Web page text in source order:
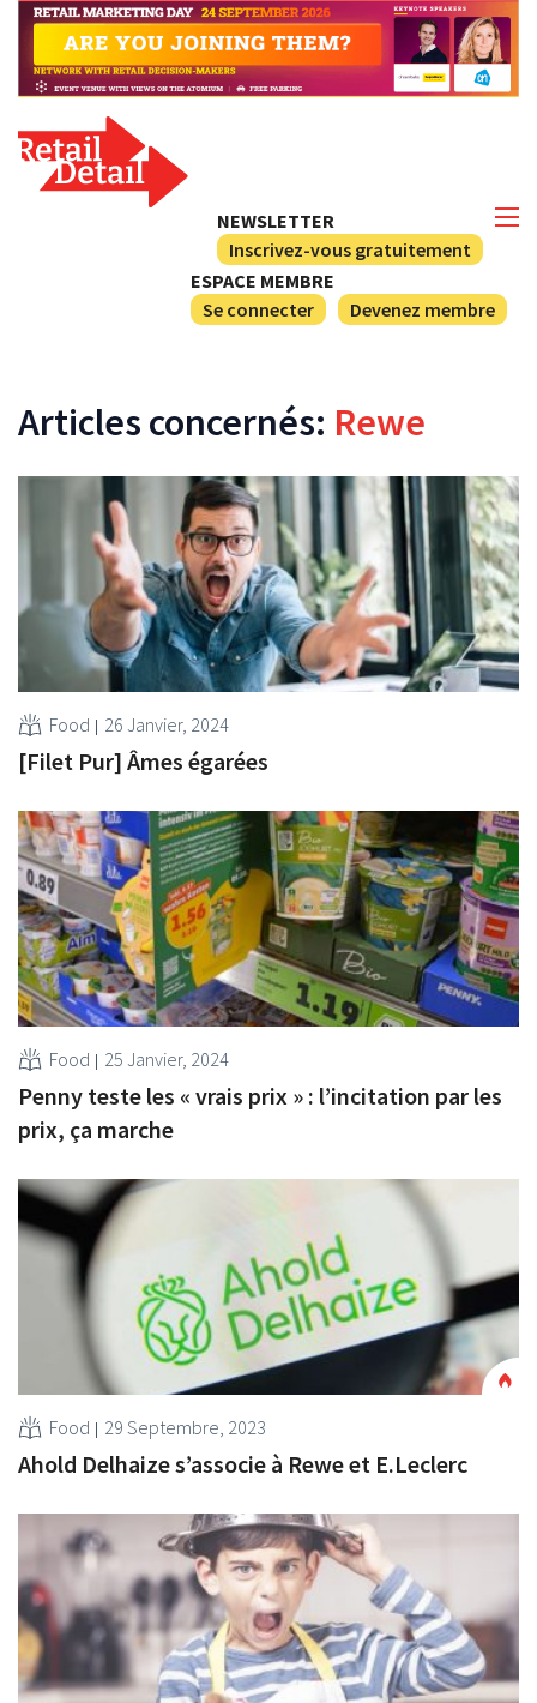
NEWSLETTER
Inscrivez-vous gratuitement
ESPACE MEMBRE
Se connecter
Devenez membre
Articles concernés: Rewe
Food 26 Janvier, 2024
[Filet Pur] Âmes égarées
Food 25 Janvier, 2024
Penny teste les « vrais prix » : l’incitation par les
prix, ça marche
Food 29 Septembre, 2023
Ahold Delhaize s’associe à Rewe et E.Leclerc